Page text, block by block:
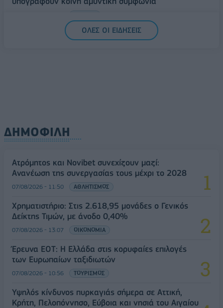
ΟΛΕΣ ΟΙ ΕΙΔΗΣΕΙΣ
ΔΗΜΟΦΙΛΗ
Ατρόμητος και Novibet συνεχίζουν μαζί:
Ανανέωση της συνεργασίας τους μέχρι το 2028
07/08/2026 - 11:50 ΑΘΛΗΤΙΣΜΟΣ
Χρηματιστήριο: Στις 2.618,95 μονάδες ο Γενικός
Δείκτης Τιμών, με άνοδο 0,40%
07/08/2026 - 13:07 ΟΙΚΟΝΟΜΙΑ
Έρευνα ΕΟΤ: Η Ελλάδα στις κορυφαίες επιλογές
των Ευρωπαίων ταξιδιωτών
07/08/2026 - 10:56 ΤΟΥΡΙΣΜΟΣ
Υψηλός κίνδυνος πυρκαγιάς σήμερα σε Αττική,
Κρήτη, Πελοπόννησο, Εύβοια και νησιά του Αιγαίου